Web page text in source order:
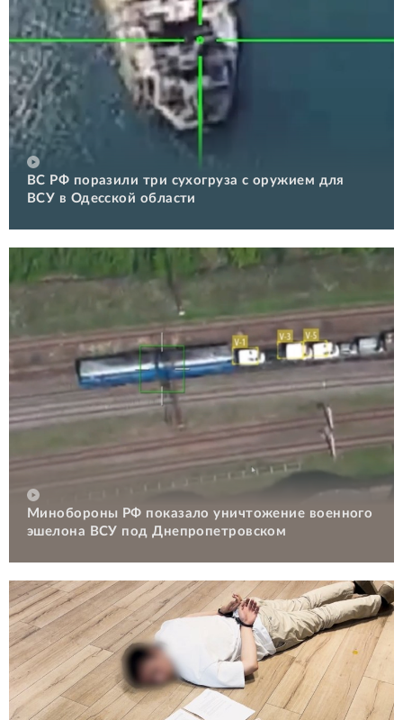
ВС РФ поразили три сухогруза с оружием для
ВСУ в Одесской области
Минобороны РФ показало уничтожение военного
эшелона ВСУ под Днепропетровском